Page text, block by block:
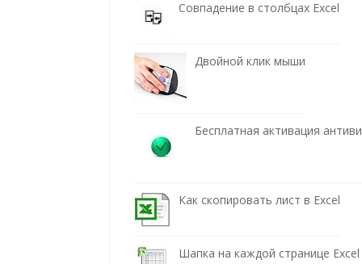
Совпадение в столбцах Excel
Двойной клик мыши
Бесплатная активация
Как скопировать лист в Excel
Шапка на каждой странице Excel